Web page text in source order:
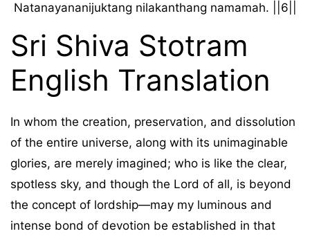
Natanayananijuktang nilakanthang namamah. ||6||
Sri Shiva Stotram
English Translation
In whom the creation, preservation, and dissolution
of the entire universe, along with its unimaginable
glories, are merely imagined; who is like the clear,
spotless sky, and though the Lord of all, is beyond
the concept of lordship—may my luminous and
intense bond of devotion be established in that